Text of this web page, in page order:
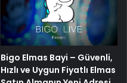
Bigo Elmas Bayi – Güvenli,
Hızlı ve Uygun Fiyatlı Elmas